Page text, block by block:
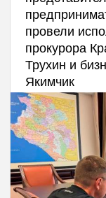
провели
прокурора
Трухин и
Якимчик